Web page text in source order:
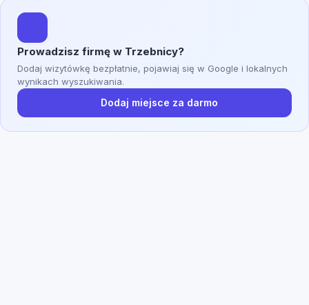
Prowadzisz firmę w Trzebnicy?
Dodaj wizytówkę bezpłatnie, pojawiaj się w Google i lokalnych
wynikach wyszukiwania.
Dodaj miejsce za darmo